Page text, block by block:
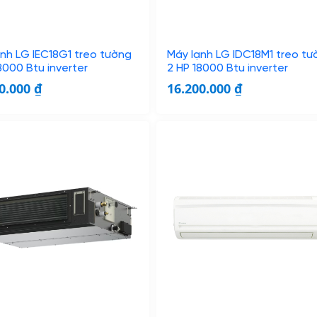
LG IEC18G1 treo tường
Btu inverter
₫
Máy lạnh LG IDC18M1 treo
2 HP 18000 Btu inverter
16.200.000₫